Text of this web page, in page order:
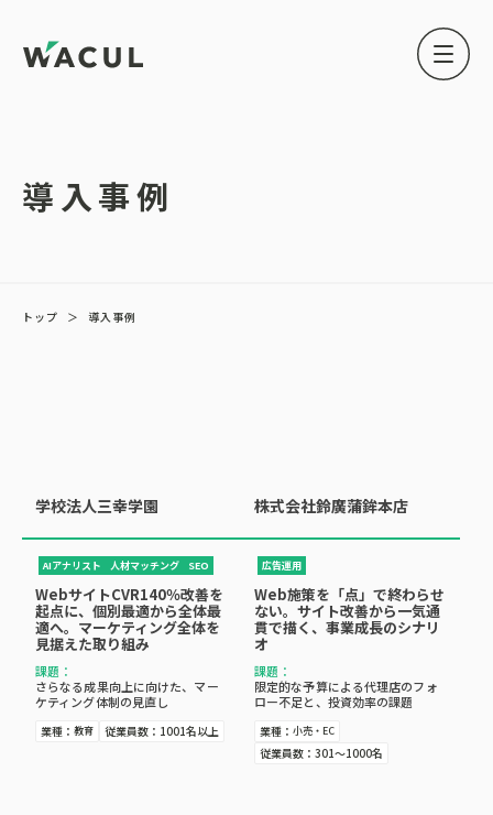
導入事例
トップ ＞ 導入事例
学校法人三幸学園
AIアナリスト 人材マッチング SEO
WebサイトCVR140％改善を
起点に、個別最適から全体最
適へ。マーケティング全体を
見据えた取り組み
課題：
さらなる成果向上に向けた、マー
ケティング体制の見直し
業種： 教育 従業員数： 1001名以上
株式会社鈴廣蒲鉾本店
広告運用
Web施策を「点」で終わらせ
ない。サイト改善から一気通
貫で描く、事業成長のシナリ
オ
課題：
限定的な予算による代理店のフォ
ロー不足と、投資効率の課題
業種： 小売・EC
従業員数： 301～1000名